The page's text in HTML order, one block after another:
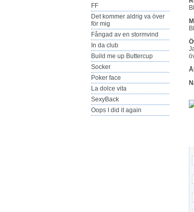
FF
Det kommer aldrig va över
för mig
Fångad av en stormvind
In da club
Build me up Buttercup
Socker
Poker face
La dolce vita
SexyBack
Oops I did it again